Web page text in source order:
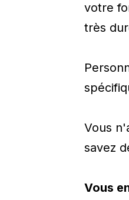
votre
très
Vous
savez
Vous